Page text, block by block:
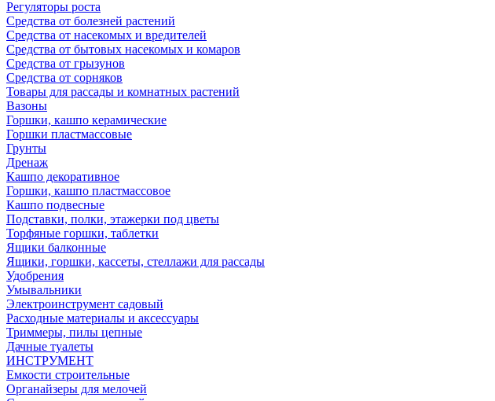
Регуляторы роста
Средства от болезней растений
Средства от насекомых и вредителей
Средства от бытовых насекомых и комаров
Средства от грызунов
Средства от сорняков
Товары для рассады и комнатных растений
Вазоны
Горшки, кашпо керамические
Горшки пластмассовые
Грунты
Дренаж
Кашпо декоративное
Горшки, кашпо пластмассовое
Кашпо подвесные
Подставки, полки, этажерки под цветы
Торфяные горшки, таблетки
Ящики балконные
Ящики, горшки, кассеты, стеллажи для рассады
Удобрения
Умывальники
Электроинструмент садовый
Расходные материалы и аксессуары
Триммеры, пилы цепные
Дачные туалеты
ИНСТРУМЕНТ
Емкости строительные
Органайзеры для мелочей